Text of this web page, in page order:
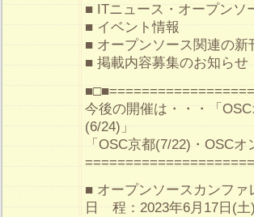
■ ITニュース・オープンソ
■ イベント情報
■ オープンソース関連の新
■ 掲載内容募集のお知らせ
今後の開催は・・・「
(6/24)」
「OSC京都(7/22)・OSC
■ オープンソースカンフ
日 程：2023年6月17日(土)